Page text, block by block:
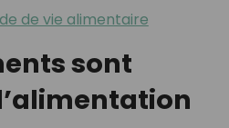
de vie alimentaire
sont